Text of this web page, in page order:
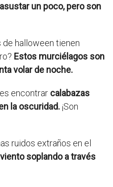
un poco, pero son
de halloween tienen
Estos murciélagos son
volar de noche.
encontrar calabazas
la oscuridad.¡Son
ruidos extraños en el
soplando a través